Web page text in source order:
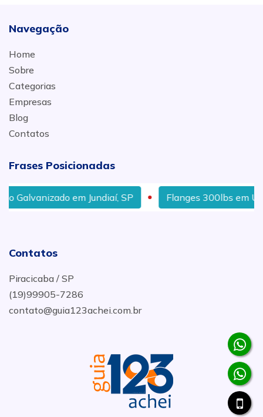
Navegação
Home
Sobre
Categorias
Empresas
Blog
Contatos
Frases Posicionadas
em Jundiaí, SP Flanges 300lbs em
Contatos
Piracicaba / SP
(19)99905-7286
contato@guia123achei.com.br